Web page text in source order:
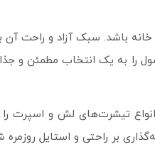
خانه باشد. سبک آزاد و راحت
به یک انتخاب مطمئن و جذاب
تیشرت‌های لش و اسپرت را
بر راحتی و استایل روزمره